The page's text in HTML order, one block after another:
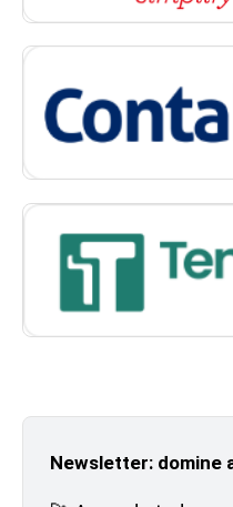
Newsletter: domine